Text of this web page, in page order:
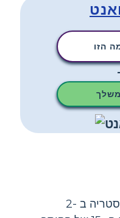
הזו
משלך
מרי אנטואנט נולדה בווינה, אוסטריה ב -2